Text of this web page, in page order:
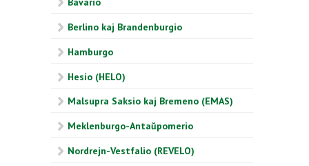
Berlino kaj Brandenburgio
Hamburgo
Hesio (HELO)
Malsupra Saksio kaj Bremeno (EMAS)
Meklenburgo-Antaŭpomerio
Nordrejn-Vestfalio (REVELO)